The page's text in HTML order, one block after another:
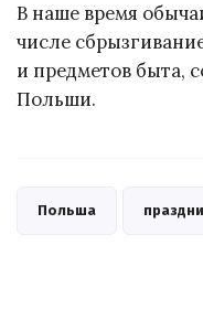
В наше время
числе
и предметов быта,
Польши.
Польша